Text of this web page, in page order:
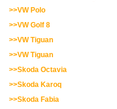
>>VW Polo
>>VW Golf 8
>>VW Tiguan
>>VW Tiguan
>>Skoda Octavia
>>Skoda Karoq
>>Skoda Fabia